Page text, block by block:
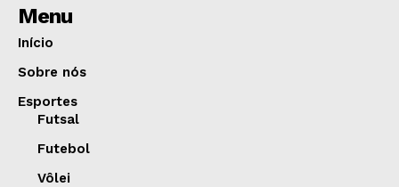
Menu
Início
Sobre nós
Esportes
Futsal
Futebol
Vôlei